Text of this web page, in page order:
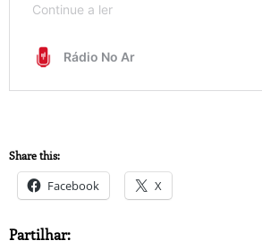
Share this:
Facebook X
Partilhar: